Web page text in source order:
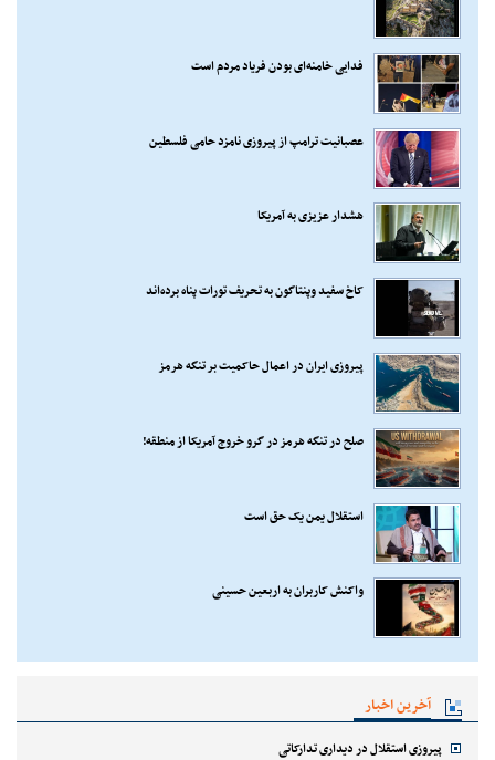
فدایی خامنه‌ای بودن فریاد مردم است
عصبانیت ترامپ از پیروزی نامزد حامی فلسطین
هشدار عزیزی به آمریکا
کاخ سفید وپنتاگون به تحریف تورات پناه برده‌اند
پیروزی ایران در اعمال حاکمیت بر تنگه هرمز
صلح در تنگه هرمز در گرو خروج آمریکا از منطقه!
استقلال یمن یک حق است
واکنش کاربران به اربعین حسینی
آخرین اخبار
پیروزی استقلال در دیداری تدارکاتی